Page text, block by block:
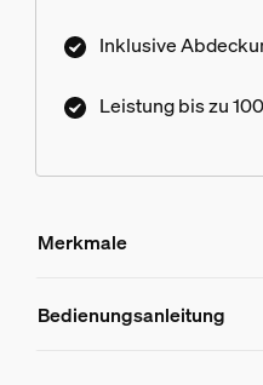
Inklusive
Leistung bis zu
Merkmale
Merkmale
Bedienungsanleitung